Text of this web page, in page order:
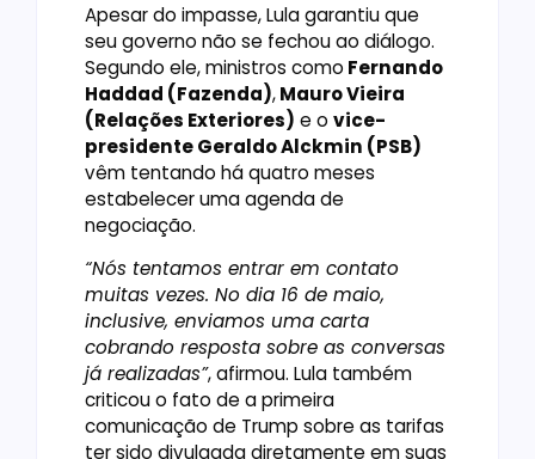
Apesar do impasse, Lula garantiu que
seu governo não se fechou ao diálogo.
Segundo ele, ministros como Fernando
Haddad (Fazenda),Mauro Vieira
(Relações Exteriores) e o vice-
presidente Geraldo Alckmin (PSB)
vêm tentando há quatro meses
estabelecer uma agenda de
negociação.
“Nós tentamos entrar em contato
muitas vezes. No dia 16 de maio,
inclusive, enviamos uma carta
cobrando resposta sobre as conversas
já realizadas”, afirmou. Lula também
criticou o fato de a primeira
comunicação de Trump sobre as tarifas
ter sido divulgada diretamente em suas